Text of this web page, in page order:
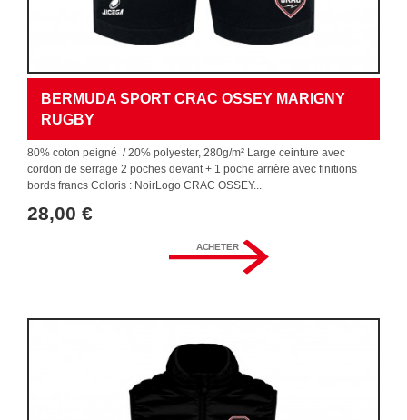
BERMUDA SPORT CRAC OSSEY MARIGNY
RUGBY
80% coton peigné / 20% polyester, 280g/m² Large ceinture avec
cordon de serrage 2 poches devant + 1 poche arrière avec finitions
bords francs Coloris : NoirLogo CRAC OSSEY...
28,00 €
ACHETER